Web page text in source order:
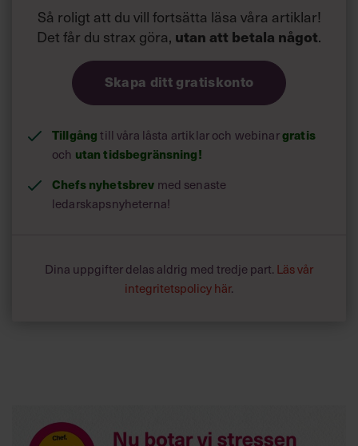
Så roligt att du vill fortsätta läsa våra artiklar!
Det får du strax göra, utan att betala något.
Skapa ditt gratiskonto
Tillgångtill våra låsta artiklar och webinargratis
och utan tidsbegränsning!
Chefs nyhetsbrev med senaste
ledarskapsnyheterna!
Dina uppgifter delas aldrig med tredje part. Läs vår
integritetspolicy här.